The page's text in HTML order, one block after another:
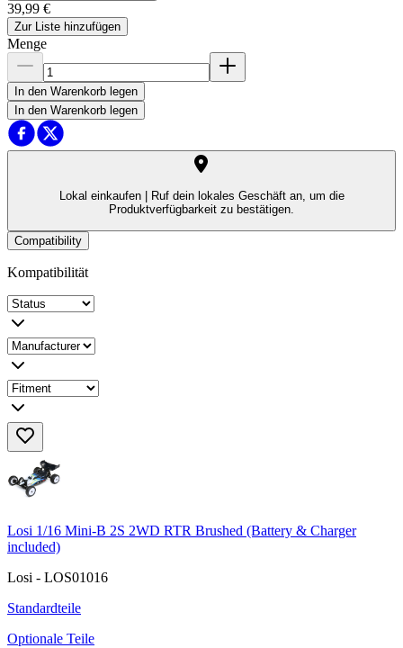
39,99 €
Zur Liste hinzufügen
Menge
In den Warenkorb legen
In den Warenkorb legen
Lokal einkaufen |
Ruf dein lokales Geschäft an, um die
Produktverfügbarkeit zu bestätigen.
Compatibility
Kompatibilität
Losi 1/16 Mini-B 2S 2WD RTR Brushed (Battery & Charger
included)
Losi - LOS01016
Standardteile
Optionale Teile